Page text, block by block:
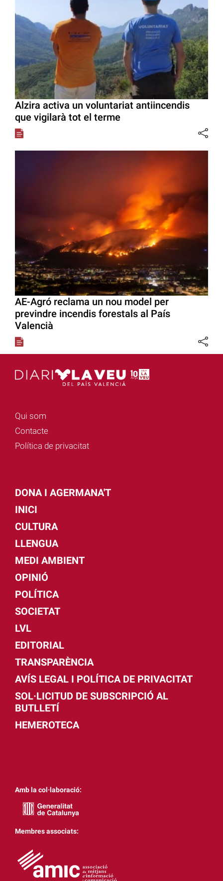
Alzira activa un voluntariat antiincendis
que vigilarà tot el terme
AE-Agró reclama un nou model per
previndre incendis forestals al País
Valencià
Qui som
Contacte
Política de privacitat
DONA I AGERMANA'T
INICI
CULTURA
LLENGUA
MEDI AMBIENT
OPINIÓ
POLÍTICA
SOCIETAT
LVL
EDITORIAL
TRANSPARÈNCIA
AVÍS LEGAL I POLÍTICA DE PRIVACITAT
SOL·LICITUD DE SUBSCRIPCIÓ AL
BUTLLETÍ
HEMEROTECA
Amb la col·laboració:
Membres associats: